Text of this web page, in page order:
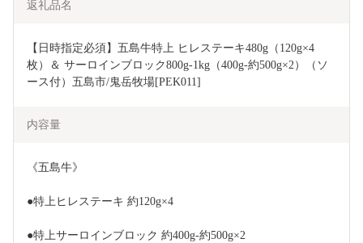
返礼品名
【日時指定必須】五島牛特上 ヒレステーキ480g（120g×4
枚）＆ サーロインブロック800g-1kg（400g-約500g×2）（ソ
ース付）五島市/鬼岳牧場[PEK011]
内容量
《五島牛》
●特上ヒレステーキ 約120g×4
●特上サーロインブロック 約400g-約500g×2